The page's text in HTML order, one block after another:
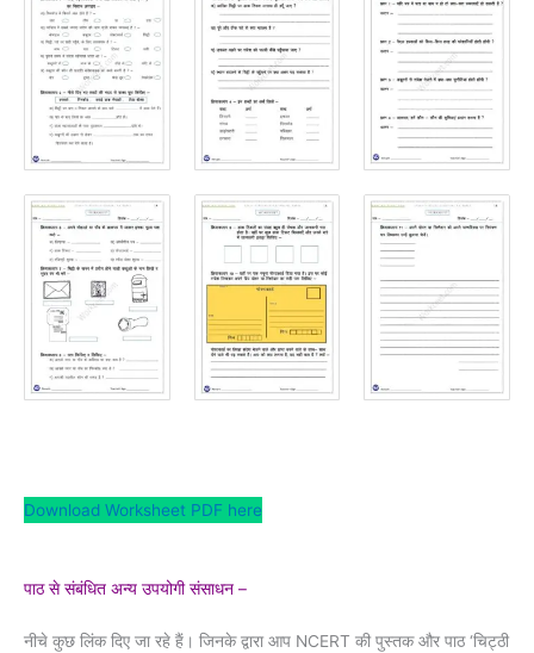
Download Worksheet PDF here
पाठ से संबंधित अन्य उपयोगी संसाधन –
नीचे कुछ लिंक दिए जा रहे हैं। जिनके द्वारा आप NCERT की पुस्तक और पाठ ‘चिट्ठी